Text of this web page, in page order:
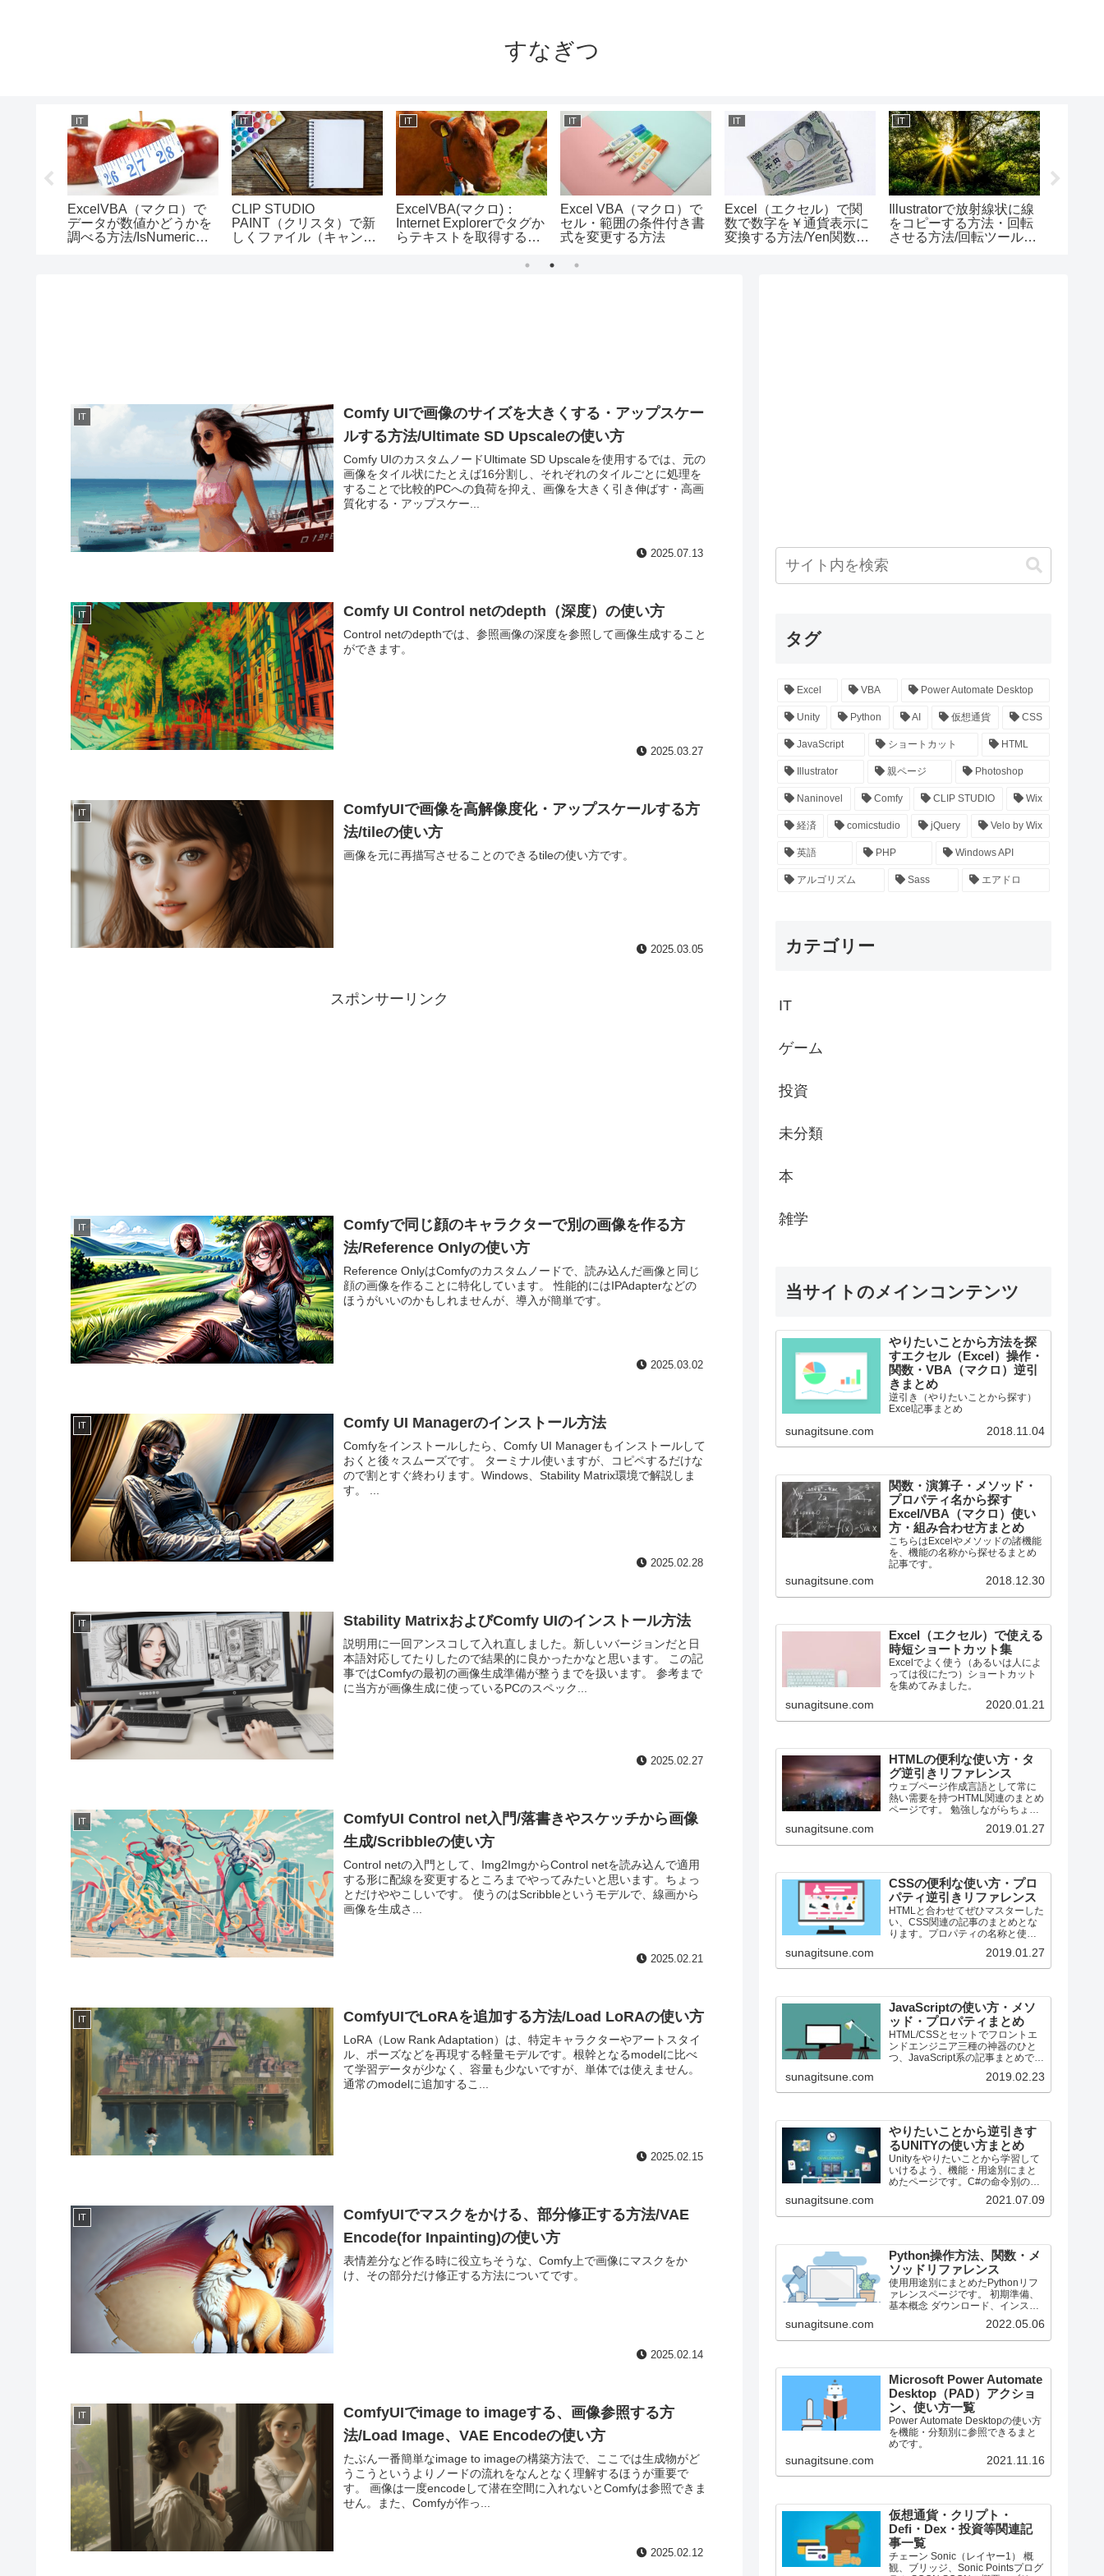
すなぎつ
IT
ExcelVBA（マクロ）で
データが数値かどうかを
調べる方法/IsNumeric関
IT
CLIP STUDIO
PAINT（クリスタ）で新
しくファイル（キャンバ
IT
ExcelVBA(マクロ)：
Internet Explorerでタグか
らテキストを取得する方
IT
Excel VBA（マクロ）で
セル・範囲の条件付き書
式を変更する方法
IT
Excel（エクセル）で関
数で数字を￥通貨表示に
変換する方法/Yen関数の
IT
Illustratorで放射線状に線
をコピーする方法・回転
させる方法/回転ツールの
IT
Comfy UIで画像のサイズを大きくする・アップスケー
ルする方法/Ultimate SD Upscaleの使い方
Comfy UIのカスタムノードUltimate SD Upscaleを使用するでは、元の
画像をタイル状にたとえば16分割し、それぞれのタイルごとに処理を
することで比較的PCへの負荷を抑え、画像を大きく引き伸ばす・高画
質化する・アップスケー...
2025.07.13
IT Comfy UI Control netのdepth（深度）の使い方
Control netのdepthでは、参照画像の深度を参照して画像生成すること
ができます。
2025.03.27
IT
ComfyUIで画像を高解像度化・アップスケールする方
法/tileの使い方
画像を元に再描写させることのできるtileの使い方です。
2025.03.05
スポンサーリンク
IT
Comfyで同じ顔のキャラクターで別の画像を作る方
法/Reference Onlyの使い方
Reference OnlyはComfyのカスタムノードで、読み込んだ画像と同じ
顔の画像を作ることに特化しています。 性能的にはIPAdapterなどの
ほうがいいのかもしれませんが、導入が簡単です。
2025.03.02
IT Comfy UI Managerのインストール方法
Comfyをインストールしたら、Comfy UI Managerもインストールして
おくと後々スムーズです。 ターミナル使いますが、コピペするだけな
ので割とすぐ終わります。Windows、Stability Matrix環境で解説しま
す。 ...
2025.02.28
IT Stability MatrixおよびComfy UIのインストール方法
説明用に一回アンスコして入れ直しました。新しいバージョンだと日
本語対応してたりしたので結果的に良かったかなと思います。 この記
事ではComfyの最初の画像生成準備が整うまでを扱います。 参考まで
に当方が画像生成に使っているPCのスペック...
2025.02.27
IT
ComfyUI Control net入門/落書きやスケッチから画像
生成/Scribbleの使い方
Control netの入門として、Img2ImgからControl netを読み込んで適用
する形に配線を変更するところまでやってみたいと思います。ちょっ
とだけややこしいです。 使うのはScribbleというモデルで、線画から
画像を生成さ...
2025.02.21
IT ComfyUIでLoRAを追加する方法/Load LoRAの使い方
LoRA（Low Rank Adaptation）は、特定キャラクターやアートスタイ
ル、ポーズなどを再現する軽量モデルです。根幹となるmodelに比べ
て学習データが少なく、容量も少ないですが、単体では使えません。
通常のmodelに追加するこ...
2025.02.15
IT
ComfyUIでマスクをかける、部分修正する方法/VAE
Encode(for Inpainting)の使い方
表情差分など作る時に役立ちそうな、Comfy上で画像にマスクをか
け、その部分だけ修正する方法についてです。
2025.02.14
IT
ComfyUIでimage to imageする、画像参照する方
法/Load Image、VAE Encodeの使い方
たぶん一番簡単なimage to imageの構築方法で、ここでは生成物がど
うこうというよりノードの流れをなんとなく理解するほうが重要で
す。 画像は一度encodeして潜在空間に入れないとComfyは参照できま
せん。また、Comfyが作っ...
2025.02.12
タグ
Excel VBA Power Automate Desktop
Unity Python AI 仮想通貨 CSS
JavaScript ショートカット HTML
Illustrator 親ページ Photoshop
Naninovel Comfy CLIP STUDIO Wix
経済 comicstudio jQuery Velo by Wix
英語 PHP Windows API
アルゴリズム Sass エアドロ
カテゴリー
IT
ゲーム
投資
未分類
本
雑学
当サイトのメインコンテンツ
やりたいことから方法を探
すエクセル（Excel）操作・
関数・VBA（マクロ）逆引
きまとめ
逆引き（やりたいことから探す）
Excel記事まとめ
sunagitsune.com 2018.11.04
関数・演算子・メソッド・
プロパティ名から探す
Excel/VBA（マクロ）使い
方・組み合わせ方まとめ
こちらはExcelやメソッドの諸機能
を、機能の名称から探せるまとめ
記事です。
sunagitsune.com 2018.12.30
Excel（エクセル）で使える
時短ショートカット集
Excelでよく使う（あるいは人によ
っては役にたつ）ショートカット
を集めてみました。
sunagitsune.com 2020.01.21
HTMLの便利な使い方・タ
グ逆引きリファレンス
ウェブページ作成言語として常に
熱い需要を持つHTML関連のまとめ
ページです。 勉強しながらちょっ
sunagitsune.com 2019.01.27
CSSの便利な使い方・プロ
パティ逆引きリファレンス
HTMLと合わせてぜひマスターした
い、CSS関連の記事のまとめとな
ります。プロパティの名称と使用
ちょっととっても数少ないです
が、段々増える予定です。
sunagitsune.com 2019.01.27
JavaScriptの使い方・メソ
ッド・プロパティまとめ
HTML/CSSとセットでフロントエ
ンドエンジニア三種の神器のひと
つ、JavaScript系の記事まとめで
sunagitsune.com 2019.02.23
やりたいことから逆引きす
るUNITYの使い方まとめ
Unityをやりたいことから学習して
いけるよう、機能・用途別にまと
めたページです。C#の命令別の逆
引きは現時点で作っていません。
2019の時期に書き始めているの
で、それより前のバージョンにつ
sunagitsune.com 2021.07.09
Python操作方法、関数・メ
ソッドリファレンス
使用用途別にまとめたPythonリフ
ァレンスページです。 初期準備、
基本概念 ダウンロード、インスト
ール、起動 ShellとEditor、保存、
実行 保存したPythonの起動 コメン
ト、docstring、行またぎ コメン
sunagitsune.com 2022.05.06
Microsoft Power Automate
Desktop（PAD）アクショ
ン、使い方一覧
Power Automate Desktopの使い方
を機能・分類別に参照できるまと
めです。
sunagitsune.com 2021.11.16
仮想通貨・クリプト・
Defi・Dex・投資等関連記
事一覧
チェーン Sonic（レイヤー1） 概
観、ブリッジ、Sonic Pointsプログ